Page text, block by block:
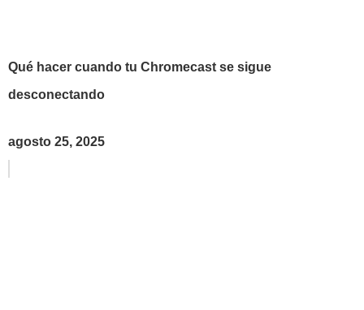
Qué hacer cuando tu Chromecast se sigue
desconectando
agosto 25, 2025